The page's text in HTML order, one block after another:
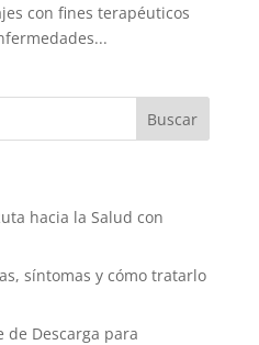
con fines terapéuticos
hacia la Salud con
síntomas y cómo tratarlo
de Descarga para